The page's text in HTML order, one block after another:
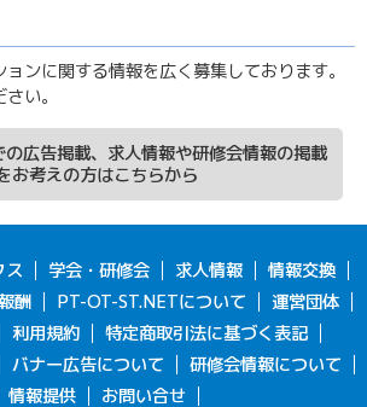
ンに関する情報を広く募集しております。
い。
広告掲載、求人情報や研修会情報の掲載
お考えの方はこちらから
ス 学会・研修会 求人情報
情報交換
酬 PT-OT-ST.NETについて
運営団体
利用規約
特定商取引法に基づく表記
バナー広告について
研修会情報について
情報提供
お問い合せ